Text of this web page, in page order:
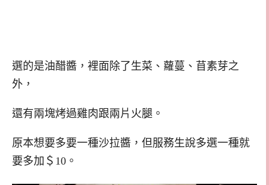
選的是油醋醬，裡面除了生菜、蘿蔓、苜素芽之
外，
還有兩塊烤過雞肉跟兩片火腿。
原本想要多要一種沙拉醬，但服務生說多選一種就
要多加＄10。